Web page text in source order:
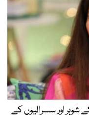
شوہر اور سسرالیوں کے